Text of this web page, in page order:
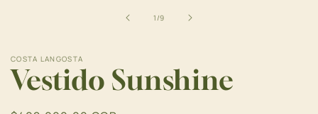
1 /de
9
COSTA LANGOSTA
Vestido Sunshine